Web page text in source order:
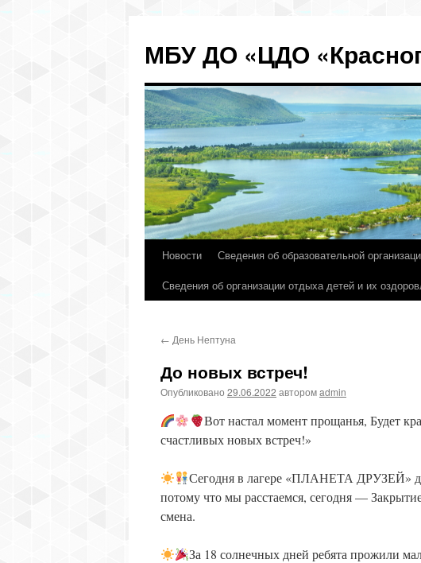
МБУ ДО «ЦДО
Перейти
Новости Сведения об образовательной
Сведения об организации отдыха детей и их
← День Нептуна
До новых встреч!
Опубликовано 29.06.2022 авторомadmin
Вот настал момент прощанья, Будет
счастливых новых встреч!»
Сегодня в лагере «ПЛАНЕТА ДРУЗЕЙ»
потому что мы расстаемся, сегодня —
смена.
За 18 солнечных дней ребята прожили